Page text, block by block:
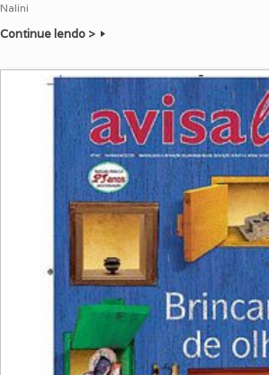
Nalini
Continue lendo >